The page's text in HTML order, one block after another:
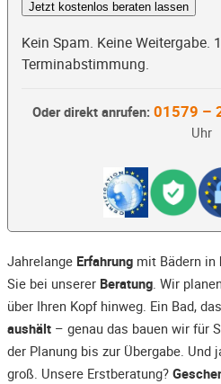
Jetzt kostenlos beraten lassen
Kein Spam. Keine Weitergabe.
Terminabstimmung.
Oder direkt anrufen: 01579 –
Uhr
Jahrelange Erfahrung mit Bädern in
Sie bei unserer Beratung. Wir
über Ihren Kopf hinweg. Ein Bad, das
aushält – genau das bauen wir für
der Planung bis zur Übergabe. Und
groß. Unsere Erstberatung?